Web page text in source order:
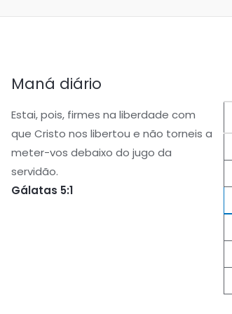
Maná diário
Estai, pois, firmes na liberdade com
que Cristo nos libertou e não torneis a
meter-vos debaixo do jugo da
servidão.
Gálatas 5:1